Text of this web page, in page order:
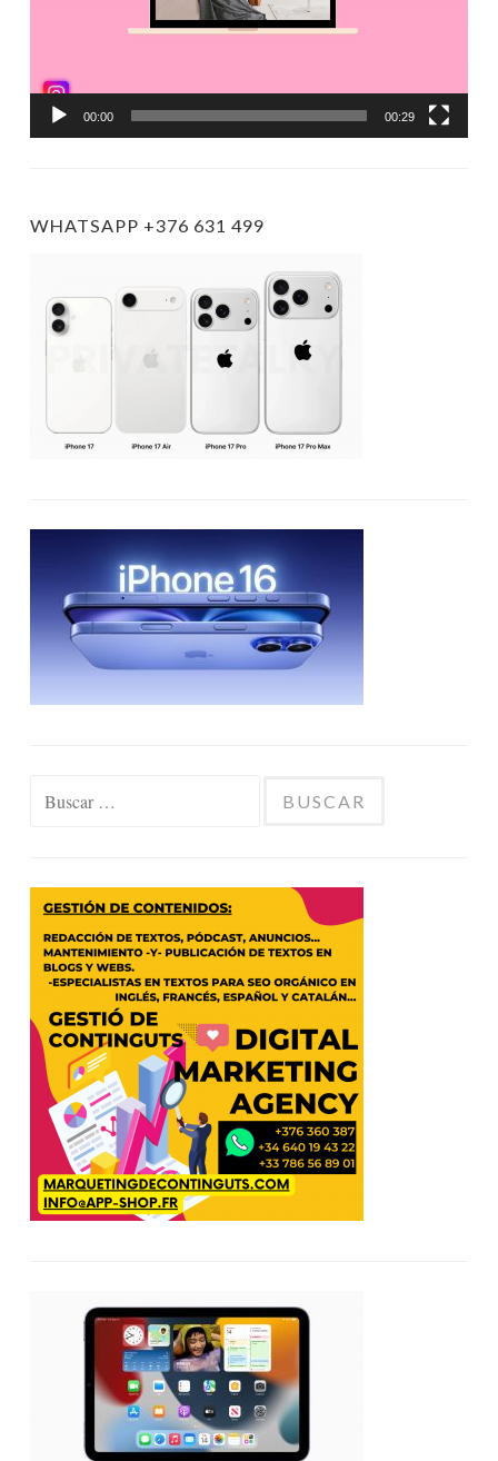
00:00 00:29
WHATSAPP +376 631 499